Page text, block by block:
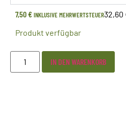
7,50€INKLUSIVE MEHRWERTSTEUER32,60
Produkt verfügbar
IN DEN WARENKORB